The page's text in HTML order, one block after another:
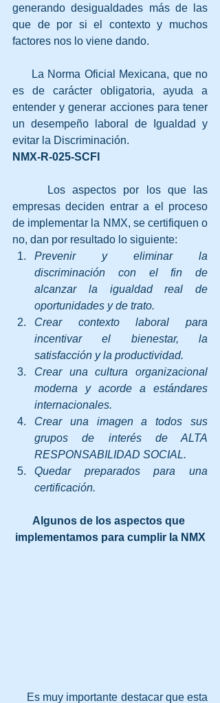
generando desigualdades más de las
que de por si el contexto y muchos
factores nos lo viene dando.
es de carácter obligatoria, ayuda a
entender y generar acciones para tener
un desempeño laboral de Igualdad y
evitar la Discriminación.
NMX-R-025-SCFI
empresas deciden entrar a el proceso
de implementar la NMX, se certifiquen o
no, dan por resultado lo siguiente:
Prevenir y eliminar la
discriminación con el fin de
alcanzar la igualdad real de
oportunidades y de trato.
Crear contexto laboral para
incentivar el bienestar, la
satisfacción y la productividad.
Crear una cultura organizacional
moderna y acorde a estándares
internacionales.
Crear una imagen a todos sus
grupos de interés de ALTA
RESPONSABILIDAD SOCIAL.
Quedar preparados para una
certificación.
Algunos de los aspectos que
implementamos para cumplir la NMX